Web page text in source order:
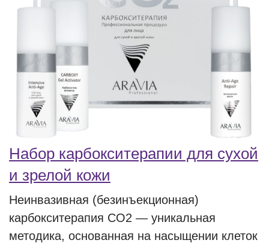
Набор карбокситерапии для сухой
и зрелой кожи
Неинвазивная (безинъекционная)
карбокситерапия СО2 — уникальная
методика, основанная на насыщении клеток